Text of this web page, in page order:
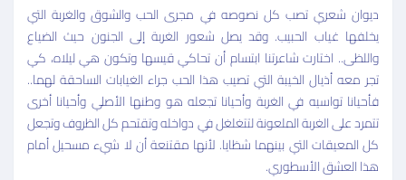
ديوان شعري تصب كل نصوصه في مجرى الحب والشوق والغربة التي
يخلفها غياب الحبيب. وقد يصل شعور الغربة إلى الجنون حيث الضياع
واللظى.. اختارت شاعرتنا ابتسام أن تحاكي قيسها وتكون هي ليلاه، كي
تجر معه أذيال الخيبة التي تصيب هذا الحب جراء الغيابات الساحقة لهما..
فأحيانا تواسيه في الغربة وأحيانا تجعله هو وطنها الأصلي وأحيانا أخرى
تتمرد على الغربة الملعونة لتتغلغل في دواخله وتقتحم كل الظروف وتجعل
كل المعيقات التي بينهما شظايا. لأنها مقتنعة أن لا شيء مسحيل أمام
هذا العشق الأسطوري.